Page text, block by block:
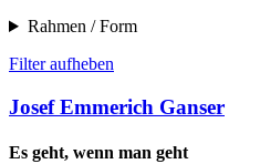
Rahmen / Form
Filter aufheben
Josef Emmerich Ganser
Es geht, wenn man geht